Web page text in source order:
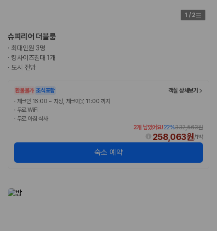
20,871,562
사용자 리뷰
175,206건
예약 가능 차량
전국 렌트카 지점
1,829개
제주렌트카 가격비교 자주 묻는 질문
Q. 제주렌트카 가격비교는 카모아에서 어떻게 하나요?
A. 대여일, 반납일, 인수 지역을 선택하면 제주도 렌트카 업체별 가격, 차종,
보험 조건, 예약 가능 차량을 한 번에 비교할 수 있습니다.
Q. 제주 렌트카 최저가는 무엇을 기준으로 비교해야 하나요?
Q. 가족 여행에는 어떤 제주 렌트카를 비교해야 하나요?
1 / 2
슈피리어 더블룸
· 최대인원 3명
·킹사이즈침대 1개
· 도시 전망
환불불가 조식포함
객실 상세보기
· 체크인 16:00 ~ 자정, 체크아웃 11:00 까지
· 무료 WiFi
· 무료 아침 식사
2개 남았어요!22%332,563원
258,063원/1박
숙소 예약